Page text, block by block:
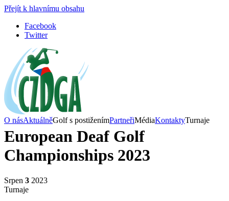
Přejít k hlavnímu obsahu
Facebook
Twitter
O násAktuálněGolf s postiženímPartneřiMédiaKontaktyTurnaje
European Deaf Golf
Championships 2023
Srpen 3 2023
Turnaje